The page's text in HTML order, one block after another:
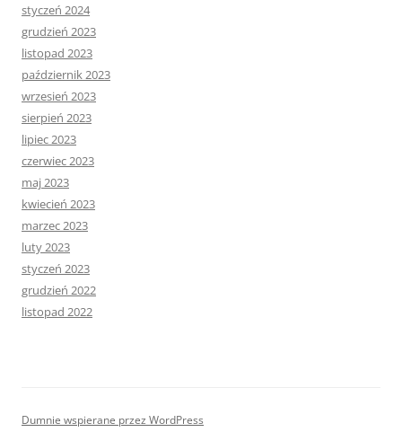
styczeń 2024
grudzień 2023
listopad 2023
październik 2023
wrzesień 2023
sierpień 2023
lipiec 2023
czerwiec 2023
maj 2023
kwiecień 2023
marzec 2023
luty 2023
styczeń 2023
grudzień 2022
listopad 2022
Dumnie wspierane przez WordPress